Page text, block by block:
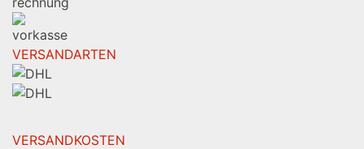
VERSANDARTEN
VERSANDKOSTEN